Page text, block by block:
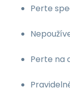
Perte
Perte na